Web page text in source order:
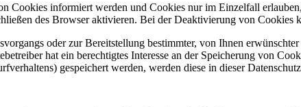
Cookies informiert werden und Cookies nur im Einzelfall
des Browser aktivieren. Bei der Deaktivierung von Cookies
oder zur Bereitstellung bestimmter, von Ihnen
hat ein berechtigtes Interesse an der Speicherung von
gespeichert werden, werden diese in dieser